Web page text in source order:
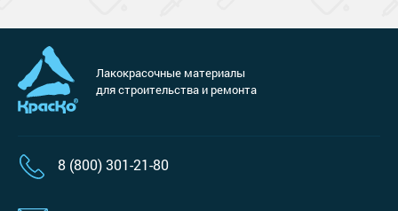
Лакокрасочные материалы
для строительства и ремонта
8 (800) 301-21-80